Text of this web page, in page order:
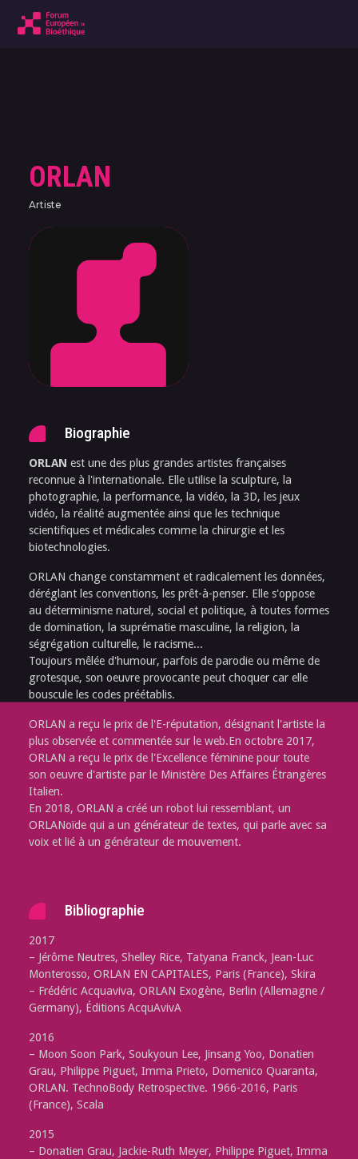
ORLAN
Artiste
Biographie
ORLAN est une des plus grandes artistes françaises
reconnue à l'internationale. Elle utilise la sculpture, la
photographie, la performance, la vidéo, la 3D, les jeux
vidéo, la réalité augmentée ainsi que les technique
scientifiques et médicales comme la chirurgie et les
biotechnologies.
ORLAN change constamment et radicalement les données,
déréglant les conventions, les prêt-à-penser. Elle s'oppose
au déterminisme naturel, social et politique, à toutes formes
de domination, la suprématie masculine, la religion, la
ségrégation culturelle, le racisme...
Toujours mêlée d'humour, parfois de parodie ou même de
grotesque, son oeuvre provocante peut choquer car elle
bouscule les codes préétablis.
ORLAN a reçu le prix de l'E-réputation, désignant l'artiste la
plus observée et commentée sur le web.En octobre 2017,
ORLAN a reçu le prix de l'Excellence féminine pour toute
son oeuvre d'artiste par le Ministère Des Affaires Étrangères
Italien.
En 2018, ORLAN a créé un robot lui ressemblant, un
ORLANoïde qui a un générateur de textes, qui parle avec sa
voix et lié à un générateur de mouvement.
Bibliographie
2017
– Jérôme Neutres, Shelley Rice, Tatyana Franck, Jean-Luc
Monterosso, ORLAN EN CAPITALES, Paris (France), Skira
– Frédéric Acquaviva, ORLAN Exogène, Berlin (Allemagne /
Germany), Éditions AcquAvivA
2016
– Moon Soon Park, Soukyoun Lee, Jinsang Yoo, Donatien
Grau, Philippe Piguet, Imma Prieto, Domenico Quaranta,
ORLAN. TechnoBody Retrospective. 1966-2016, Paris
(France), Scala
2015
– Donatien Grau, Jackie-Ruth Meyer, Philippe Piguet, Imma